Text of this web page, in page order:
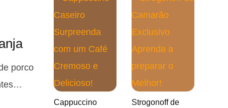
porco
Cappuccino
Strogonoff de